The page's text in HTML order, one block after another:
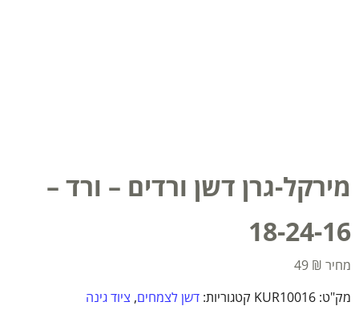
מירקל-גרן דשן ורדים – ורד –
18-24-16
49 ₪
מק"ט: KUR10016 קטגוריות: דשן לצמחים, ציוד גינה